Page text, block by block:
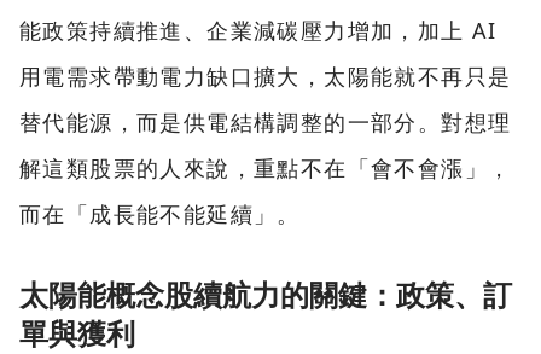
能政策持續推進、企業減碳壓力增加，加上 AI
用電需求帶動電力缺口擴大，太陽能就不再只是
替代能源，而是供電結構調整的一部分。對想理
解這類股票的人來說，重點不在「會不會漲」，
而在「成長能不能延續」。
太陽能概念股續航力的關鍵：政策、訂
單與獲利